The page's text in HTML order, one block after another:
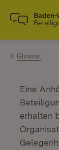
Zum
Link zur
Glossar
Eine
erhalten